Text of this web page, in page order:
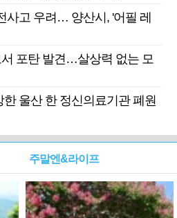
사고 우려… 양산시, '어필 레
포탄 발견…살상력 없는 모
울산 한 정신의료기관 폐원
주말엔&라이프